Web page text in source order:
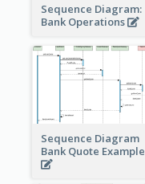
Sequence Diagram:
Bank Operations
Sequence Diagram
Bank Quote Example